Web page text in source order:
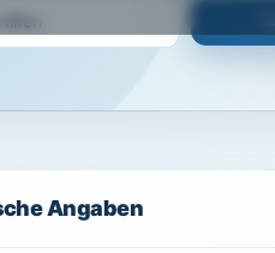
Angaben